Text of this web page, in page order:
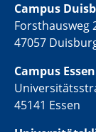
Campus
Forsthausweg
47057
Campus Essen
45141 Essen